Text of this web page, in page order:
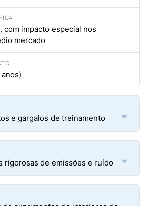
com impacto especial nos
mercado
e gargalos de treinamento
rigorosas de emissões e ruído